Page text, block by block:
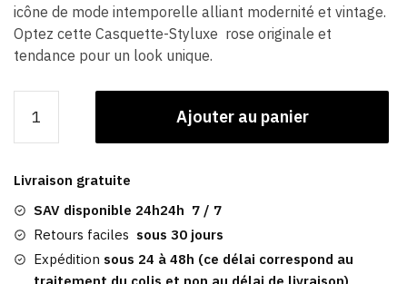
icône de mode intemporelle alliant modernité et vintage.
Optez cette Casquette-Styluxe rose originale et
tendance pour un look unique.
Casquette
Femme
Rose​
|
En
Laine
Ajouter au panier
Livraison gratuite
SAV disponible 24h24h 7 / 7
Retours faciles sous 30 jours
Expédition sous 24 à 48h (ce délai correspond au